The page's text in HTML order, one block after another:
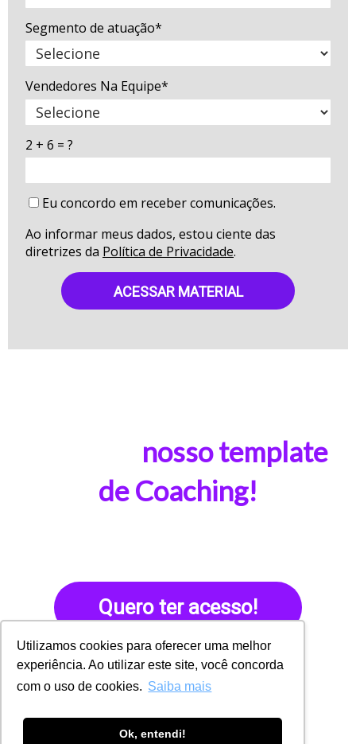
Utilizamos cookies para oferecer uma melhor
experiência. Ao utilizar este site, você concorda
com o uso de cookies. Saiba mais
Ok, entendi!
Segmento de atuação*
Vendedores Na Equipe*
2 + 6 = ?
Eu concordo em receber comunicações.
Ao informar meus dados, estou ciente das
diretrizes da Política de Privacidade.
ACESSAR MATERIAL
nosso template
de Coaching!
Quero ter acesso!